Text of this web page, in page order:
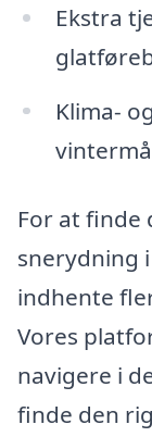
Ekstra
Klima-
For at finde
snerydning
indhente
Vores
navigere i
finde den